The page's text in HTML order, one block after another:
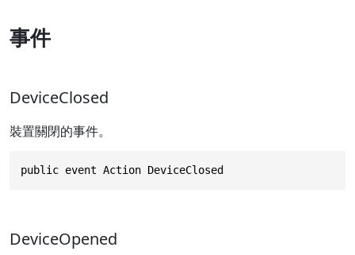
事件
DeviceClosed
裝置關閉的事件。
public event Action DeviceClosed
DeviceOpened